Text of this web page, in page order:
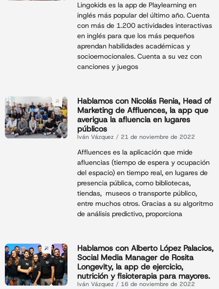
Lingokids es la app de Playlearning en
inglés más popular del último año. Cuenta
con más de 1.200 actividades interactivas
en inglés para que los más pequeños
aprendan habilidades académicas y
socioemocionales. Cuenta a su vez con
canciones y juegos
Hablamos con Nicolás Renia, Head of
Marketing de Affluences, la app que
averigua la afluencia en lugares
públicos
Iván Vázquez 21 de noviembre de 2022
Affluences es la aplicación que mide
afluencias (tiempo de espera y ocupación
del espacio) en tiempo real, en lugares de
presencia pública, como bibliotecas,
tiendas, museos o transporte público,
entre muchos otros. Gracias a su algoritmo
de análisis predictivo, proporciona
Hablamos con Alberto López Palacios,
Social Media Manager de Rosita
Longevity, la app de ejercicio,
nutrición y fisioterapia para mayores.
Iván Vázquez 16 de noviembre de 2022